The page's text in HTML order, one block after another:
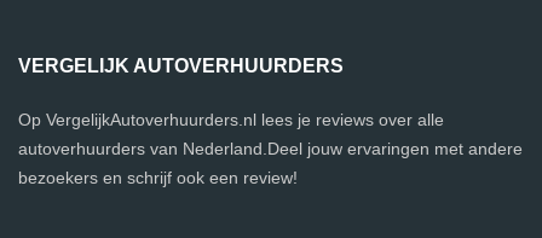
VERGELIJK AUTOVERHUURDERS
Op VergelijkAutoverhuurders.nl lees je reviews over alle
autoverhuurders van Nederland.Deel jouw ervaringen met andere
bezoekers en schrijf ook een review!